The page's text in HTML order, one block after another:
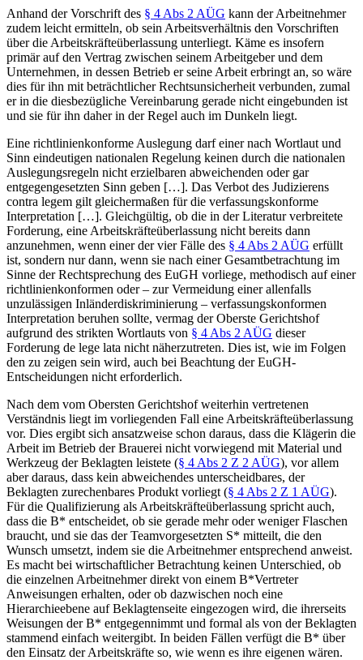
Anhand der Vorschrift des § 4 Abs 2 AÜG kann der Arbeitnehmer
zudem leicht ermitteln, ob sein Arbeitsverhältnis den Vorschriften
über die Arbeitskräfteüberlassung unterliegt. Käme es insofern
primär auf den Vertrag zwischen seinem Arbeitgeber und dem
Unternehmen, in dessen Betrieb er seine Arbeit erbringt an, so wäre
dies für ihn mit beträchtlicher Rechtsunsicherheit verbunden, zumal
er in die diesbezügliche Vereinbarung gerade nicht eingebunden ist
und sie für ihn daher in der Regel auch im Dunkeln liegt.
Eine richtlinienkonforme Auslegung darf einer nach Wortlaut und
Sinn eindeutigen nationalen Regelung keinen durch die nationalen
Auslegungsregeln nicht erzielbaren abweichenden oder gar
entgegengesetzten Sinn geben […]. Das Verbot des Judizierens
contra legem gilt gleichermaßen für die verfassungskonforme
Interpretation […]. Gleichgültig, ob die in der Literatur verbreitete
Forderung, eine Arbeitskräfteüberlassung nicht bereits dann
anzunehmen, wenn einer der vier Fälle des § 4 Abs 2 AÜG erfüllt
ist, sondern nur dann, wenn sie nach einer Gesamtbetrachtung im
Sinne der Rechtsprechung des EuGH vorliege, methodisch auf einer
richtlinienkonformen oder – zur Vermeidung einer allenfalls
unzulässigen Inländerdiskriminierung – verfassungskonformen
Interpretation beruhen sollte, vermag der Oberste Gerichtshof
aufgrund des strikten Wortlauts von § 4 Abs 2 AÜG dieser
Forderung de lege lata nicht näherzutreten. Dies ist, wie im Folgen
den zu zeigen sein wird, auch bei Beachtung der EuGH-
Entscheidungen nicht erforderlich.
Nach dem vom Obersten Gerichtshof weiterhin vertretenen
Verständnis liegt im vorliegenden Fall eine Arbeitskräfteüberlassung
vor. Dies ergibt sich ansatzweise schon daraus, dass die Klägerin die
Arbeit im Betrieb der Brauerei nicht vorwiegend mit Material und
Werkzeug der Beklagten leistete (§ 4 Abs 2 Z 2 AÜG), vor allem
aber daraus, dass kein abweichendes unterscheidbares, der
Beklagten zurechenbares Produkt vorliegt (§ 4 Abs 2 Z 1 AÜG).
Für die Qualifizierung als Arbeitskräfteüberlassung spricht auch,
dass die B* entscheidet, ob sie gerade mehr oder weniger Flaschen
braucht, und sie das der Teamvorgesetzten S* mitteilt, die den
Wunsch umsetzt, indem sie die Arbeitnehmer entsprechend anweist.
Es macht bei wirtschaftlicher Betrachtung keinen Unterschied, ob
die einzelnen Arbeitnehmer direkt von einem B*Vertreter
Anweisungen erhalten, oder ob dazwischen noch eine
Hierarchieebene auf Beklagtenseite eingezogen wird, die ihrerseits
Weisungen der B* entgegennimmt und formal als von der Beklagten
stammend einfach weitergibt. In beiden Fällen verfügt die B* über
den Einsatz der Arbeitskräfte so, wie wenn es ihre eigenen wären.